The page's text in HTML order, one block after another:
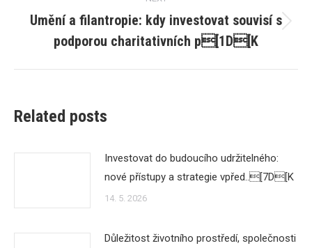
Next
post:
Umění a filantropie: kdy investovat souvisí s
podporou charitativních p[1D[K
Related posts
Investovat do budoucího udržitelného:
nové přístupy a strategie vpřed..[7D[K
14. 5. 2026
Důležitost životního prostředí, společnosti